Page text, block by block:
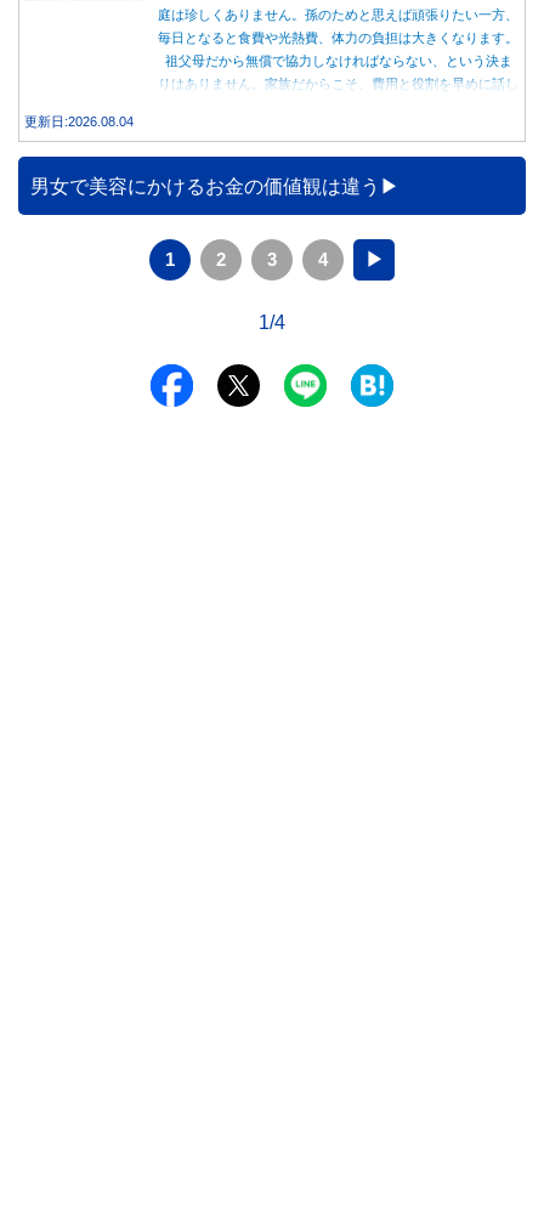
庭は珍しくありません。孫のためと思えば頑張りたい一方、
毎日となると食費や光熱費、体力の負担は大きくなります。
祖父母だから無償で協力しなければならない、という決ま
りはありません。家族だからこそ、費用と役割を早めに話し
更新日:2026.08.04
男女で美容にかけるお金の価値観は違う
1 2 3 4 ▶
1/4